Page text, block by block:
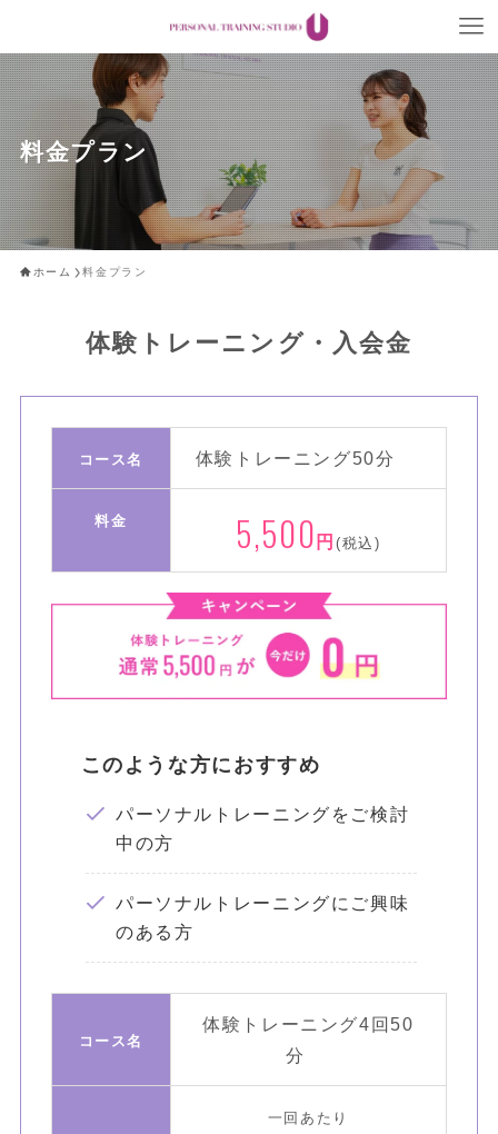
料金プラン
ホーム 料金プラン
体験トレーニング・入会金
コース名 体験トレーニング50分
料金 5,500 円 (税込)
このような方におすすめ
パーソナルトレーニングをご検討
中の方
パーソナルトレーニングにご興味
のある方
コース名
体験トレーニング4回 50
分
一回あたり